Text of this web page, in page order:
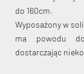
do 160cm.
Wyposażony w
ma powodu
dostarczając